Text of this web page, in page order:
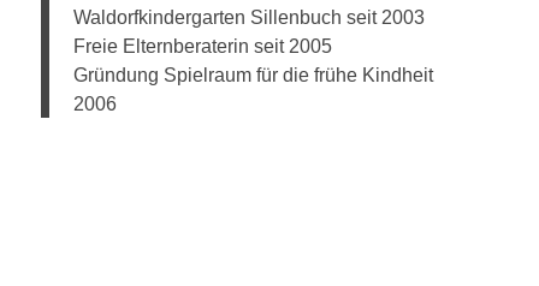
Waldorfkindergarten Sillenbuch seit 2003
Freie Elternberaterin seit 2005
Gründung Spielraum für die frühe Kindheit
2006